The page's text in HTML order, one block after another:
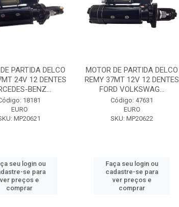
PARTIDA DELCO
24V 12 DENTES
BENZ...
18181
EURO
MP20621
seu login ou
se para
ver preços e
comprar
MOTOR DE PARTIDA DELCO
REMY 37MT 12V 12 DENTES
FORD VOLKSWAG...
Código: 47631
EURO
SKU: MP20622
Faça seu login ou
cadastre-se para
ver preços e
comprar